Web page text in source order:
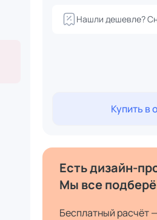
Купить в
Есть дизайн-
Мы все
Бесплатный расчёт